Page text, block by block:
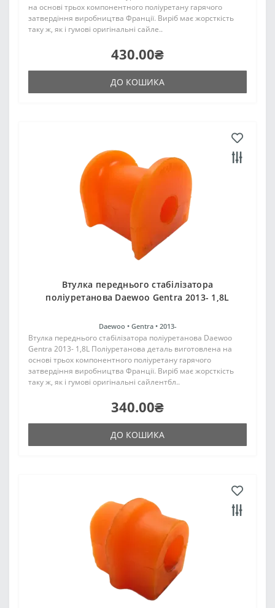
на основі трьох компонентного поліуретану гарячого
затвердіння виробництва Франції. Виріб має жорсткість
таку ж, як і гумові оригінальні сайле..
430.00₴
ДО КОШИКА
Втулка переднього стабілізатора
поліуретанова Daewoo Gentra 2013- 1,8L
Daewoo • Gentra • 2013-
Втулка переднього стабілізатора поліуретанова Daewoo
Gentra 2013- 1,8L Поліуретанова деталь виготовлена на
основі трьох компонентного поліуретану гарячого
затвердіння виробництва Франції. Виріб має жорсткість
таку ж, як і гумові оригінальні сайлентбл..
340.00₴
ДО КОШИКА